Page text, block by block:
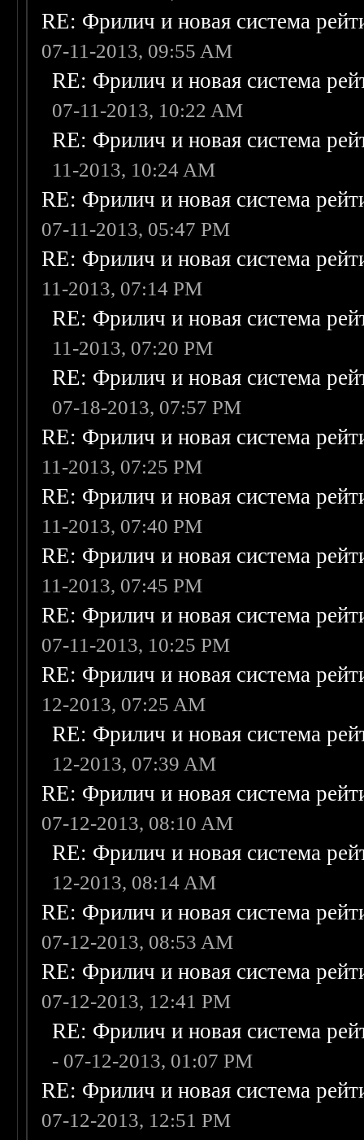
RE: Фрилич и новая система
07-11-2013, 09:55 AM
RE: Фрилич и новая система
07-11-2013, 10:22 AM
RE: Фрилич и новая система
11-2013, 10:24 AM
RE: Фрилич и новая система
07-11-2013, 05:47 PM
RE: Фрилич и новая система
11-2013, 07:14 PM
RE: Фрилич и новая система
11-2013, 07:20 PM
RE: Фрилич и новая система
07-18-2013, 07:57 PM
RE: Фрилич и новая система
11-2013, 07:25 PM
RE: Фрилич и новая система
11-2013, 07:40 PM
RE: Фрилич и новая система
11-2013, 07:45 PM
RE: Фрилич и новая система
07-11-2013, 10:25 PM
RE: Фрилич и новая система
12-2013, 07:25 AM
RE: Фрилич и новая система
12-2013, 07:39 AM
RE: Фрилич и новая система
07-12-2013, 08:10 AM
RE: Фрилич и новая система
12-2013, 08:14 AM
RE: Фрилич и новая система
07-12-2013, 08:53 AM
RE: Фрилич и новая система
07-12-2013, 12:41 PM
RE: Фрилич и новая система
- 07-12-2013, 01:07 PM
RE: Фрилич и новая система
07-12-2013, 12:51 PM